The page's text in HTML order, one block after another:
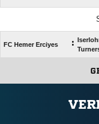
FC Hemer Erciyes :